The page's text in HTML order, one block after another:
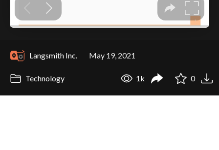
Langsmith Inc. May 19, 2021
Technology 1k 0